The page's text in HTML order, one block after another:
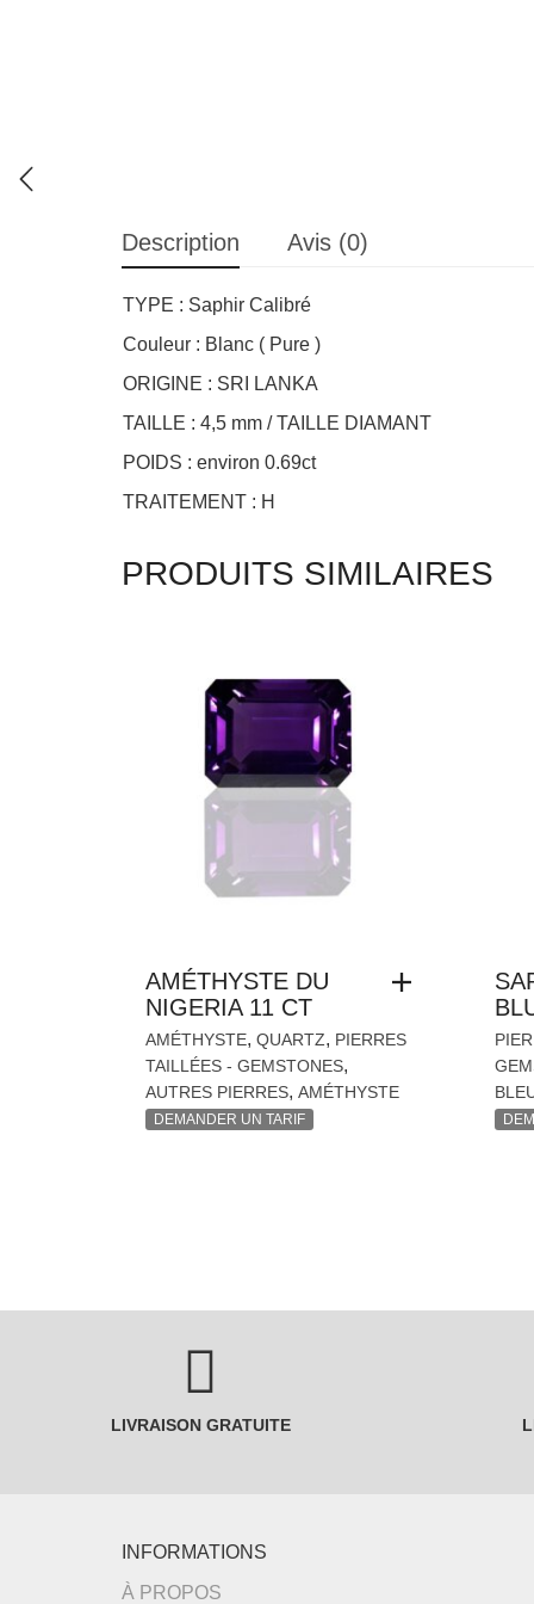
Description Avis (0)
TYPE : Saphir Calibré
Couleur : Blanc ( Pure )
ORIGINE : SRI LANKA
TAILLE : 4,5 mm / TAILLE DIAMANT
POIDS : environ 0.69ct
TRAITEMENT : H
PRODUITS SIMILAIRES
AMÉTHYSTE DU
NIGERIA 11 CT
AMÉTHYSTE, QUARTZ, PIERRES
TAILLÉES - GEMSTONES,
AUTRES PIERRES, AMÉTHYSTE
DEMANDER UN TARIF
LIVRAISON GRATUITE
INFORMATIONS
À PROPOS